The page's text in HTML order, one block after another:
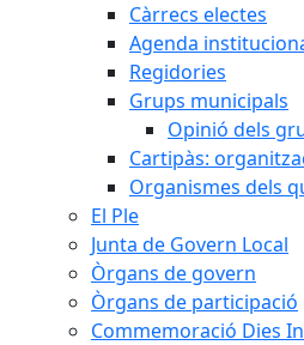
Càrrecs electes
Agenda
Regidories
Grups municipals
Opinió dels
Cartipàs:
Organismes dels
El Ple
Junta de Govern Local
Òrgans de govern
Òrgans de participació
Commemoració Dies